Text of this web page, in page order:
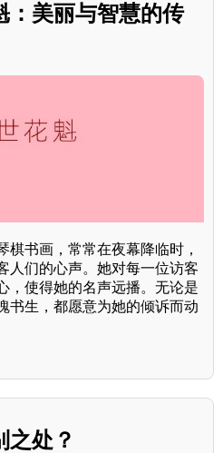
：美丽与智慧的传
棋书画，常常在夜幕降临时，
人们的心声。她对每一位访客
，使得她的名声远播。无论是
书生，都愿意为她的倾诉而动
之处？